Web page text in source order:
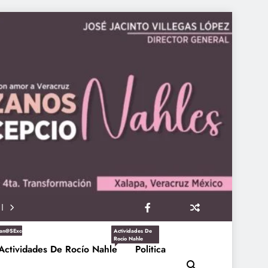
De Rocío Nahle
Actividades De
Rocío Nahle
Politica